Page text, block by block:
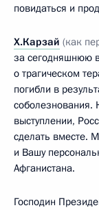
повидаться и
Х.Карзай (как
за сегодняшнюю
о трагическом
погибли в
соболезнования.
выступлении,
сделать вместе.
и Вашу
Афганистана.
Господин